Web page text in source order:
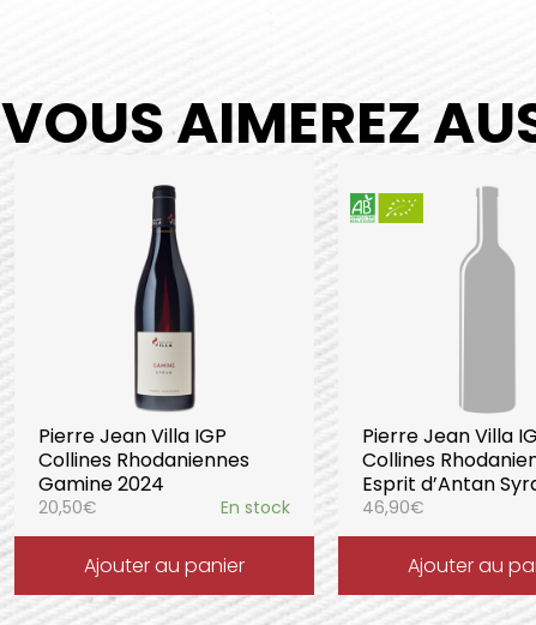
VOUS AIMEREZ
Pierre Jean Villa IGP
Collines Rhodaniennes
Gamine 2024
20,50€ En stock
Ajouter au panier
Pierre Jean Villa
Collines
Esprit d’Antan
46,90€
Ajouter au